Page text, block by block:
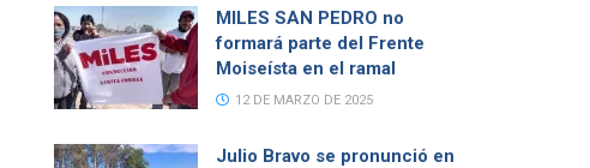
MILES SAN PEDRO no
formará parte del Frente
Moiseísta en el ramal
12 DE MARZO DE 2025
Julio Bravo se pronunció en